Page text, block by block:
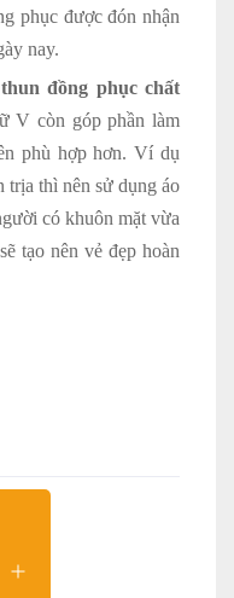
phục được đón nhận
nay.
đồng phục chất
V còn góp phần làm
phù hợp hơn. Ví dụ
trịa thì nên sử dụng áo
có khuôn mặt vừa
tạo nên vẻ đẹp hoàn